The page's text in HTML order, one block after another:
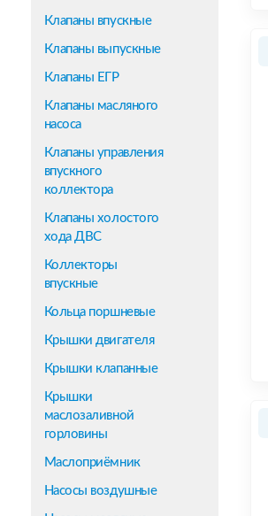
Клапаны впускные
Клапаны выпускные
Клапаны ЕГР
Клапаны масляного
насоса
Клапаны управления
впускного
коллектора
Клапаны холостого
хода ДВС
Коллекторы
впускные
Кольца поршневые
Крышки двигателя
Крышки клапанные
Крышки
маслозаливной
горловины
Маслоприёмник
Насосы воздушные